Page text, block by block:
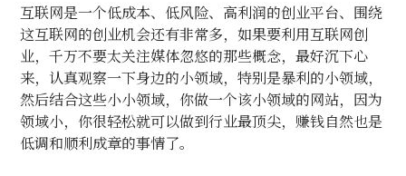
互联网是一个低成本、低风险、高利润的创业平台、围绕
这互联网的创业机会还有非常多，如果要利用互联网创
业，千万不要太关注媒体忽悠的那些概念，最好沉下心
来，认真观察一下身边的小领域，特别是暴利的小领域，
然后结合这些小小领域，你做一个该小领域的网站，因为
领域小，你很轻松就可以做到行业最顶尖，赚钱自然也是
低调和顺利成章的事情了。